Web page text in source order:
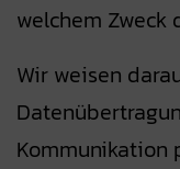
welchem Zweck
Wir weisen
Kommunikation